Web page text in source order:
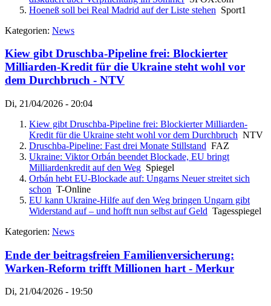
Hoeneß soll bei Real Madrid auf der Liste stehen Sport1
Kategorien: News
Kiew gibt Druschba-Pipeline frei: Blockierter
Milliarden-Kredit für die Ukraine steht wohl vor
dem Durchbruch - NTV
Di, 21/04/2026 - 20:04
Kiew gibt Druschba-Pipeline frei: Blockierter Milliarden-
Kredit für die Ukraine steht wohl vor dem Durchbruch NTV
Druschba-Pipeline: Fast drei Monate Stillstand FAZ
Ukraine: Viktor Orbán beendet Blockade, EU bringt
Milliardenkredit auf den Weg Spiegel
Orbán hebt EU-Blockade auf: Ungarns Neuer streitet sich
schon T-Online
EU kann Ukraine-Hilfe auf den Weg bringen Ungarn gibt
Widerstand auf – und hofft nun selbst auf Geld Tagesspiegel
Kategorien: News
Ende der beitragsfreien Familienversicherung:
Warken-Reform trifft Millionen hart - Merkur
Di, 21/04/2026 - 19:50